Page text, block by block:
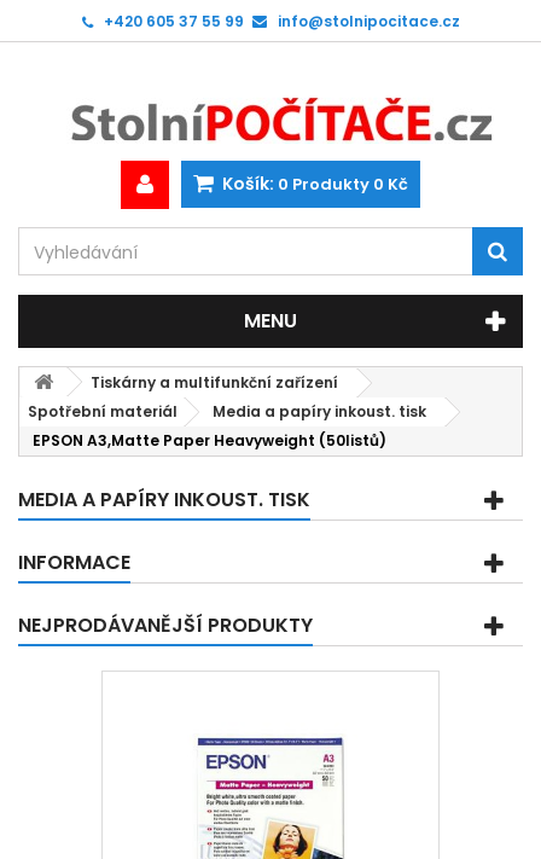
+420 605 37 55 99 info@stolnipocitace.cz
Košík: 0 Produkty 0 Kč
MENU
Tiskárny a multifunkční zařízení
Spotřební materiál
Media a papíry inkoust. tisk
EPSON A3,Matte Paper Heavyweight (50listů)
MEDIA A PAPÍRY INKOUST. TISK
INFORMACE
NEJPRODÁVANĚJŠÍ PRODUKTY